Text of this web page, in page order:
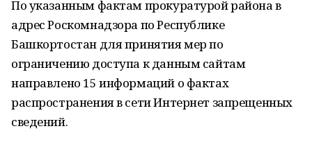
По указанным фактам прокуратурой района в
адрес Роскомнадзора по Республике
Башкортостан для принятия мер по
ограничению доступа к данным сайтам
направлено 15 информаций о фактах
распространения в сети Интернет запрещенных
сведений.